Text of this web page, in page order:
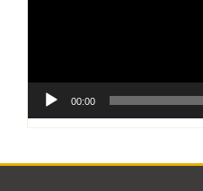
00:00